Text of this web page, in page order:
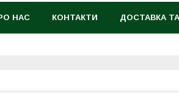
НАС КОНТАКТИ ДОСТАВКА